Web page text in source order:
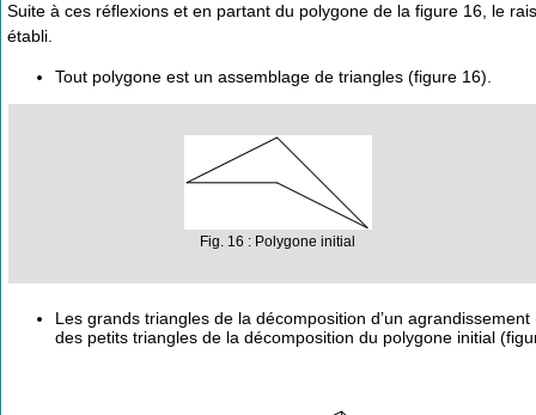
Suite à ces réflexions et en partant du polygone de la figure 16, le
établi.
Tout polygone est un assemblage de triangles (figure 16).
Fig. 16 : Polygone initial
Les grands triangles de la décomposition d’un
des petits triangles de la décomposition du polygone initial